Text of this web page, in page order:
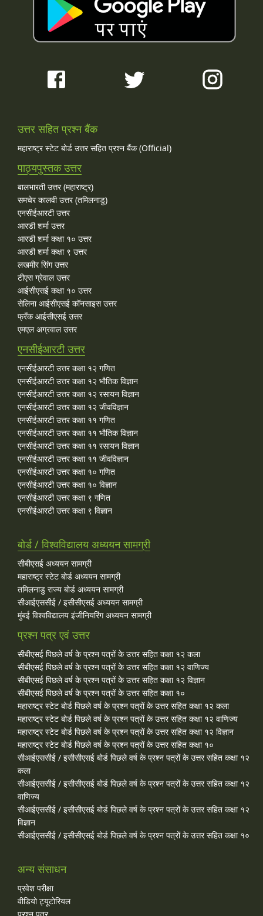
उत्तर सहित प्रश्न बैंक
महाराष्ट्र स्टेट बोर्ड उत्तर सहित प्रश्न बैंक (Official)
पाठ्यपुस्तक उत्तर
बालभारती उत्तर (महाराष्ट्र)
समचेर कालवी उत्तर (तमिलनाडु)
एनसीईआरटी उत्तर
आरडी शर्मा उत्तर
आरडी शर्मा कक्षा १० उत्तर
आरडी शर्मा कक्षा ९ उत्तर
लखमीर सिंग उत्तर
टीएस ग्रेवाल उत्तर
आईसीएसई कक्षा १० उत्तर
सेलिना आईसीएसई कॉनसाइस उत्तर
फ्रँक आईसीएसई उत्तर
एमएल अग्रवाल उत्तर
एनसीईआरटी उत्तर
एनसीईआरटी उत्तर कक्षा १२ गणित
एनसीईआरटी उत्तर कक्षा १२ भौतिक विज्ञान
एनसीईआरटी उत्तर कक्षा १२ रसायन विज्ञान
एनसीईआरटी उत्तर कक्षा १२ जीवविज्ञान
एनसीईआरटी उत्तर कक्षा ११ गणित
एनसीईआरटी उत्तर कक्षा ११ भौतिक विज्ञान
एनसीईआरटी उत्तर कक्षा ११ रसायन विज्ञान
एनसीईआरटी उत्तर कक्षा ११ जीवविज्ञान
एनसीईआरटी उत्तर कक्षा १० गणित
एनसीईआरटी उत्तर कक्षा १० विज्ञान
एनसीईआरटी उत्तर कक्षा ९ गणित
एनसीईआरटी उत्तर कक्षा ९ विज्ञान
बोर्ड / विश्वविद्यालय अध्ययन सामग्री
सीबीएसई अध्ययन सामग्री
महाराष्ट्र स्टेट बोर्ड अध्ययन सामग्री
तमिलनाडु राज्य बोर्ड अध्ययन सामग्री
सीआईएससीई / इसीसीएसई अध्ययन सामग्री
मुंबई विश्वविद्यालय इंजीनियरिंग अध्ययन सामग्री
प्रश्न पत्र एवं उत्तर
सीबीएसई पिछले वर्ष के प्रश्न पत्रों के उत्तर सहित कक्षा १२ कला
सीबीएसई पिछले वर्ष के प्रश्न पत्रों के उत्तर सहित कक्षा १२ वाणिज्य
सीबीएसई पिछले वर्ष के प्रश्न पत्रों के उत्तर सहित कक्षा १२ विज्ञान
सीबीएसई पिछले वर्ष के प्रश्न पत्रों के उत्तर सहित कक्षा १०
महाराष्ट्र स्टेट बोर्ड पिछले वर्ष के प्रश्न पत्रों के उत्तर सहित कक्षा १२ कला
महाराष्ट्र स्टेट बोर्ड पिछले वर्ष के प्रश्न पत्रों के उत्तर सहित कक्षा १२ वाणिज्य
महाराष्ट्र स्टेट बोर्ड पिछले वर्ष के प्रश्न पत्रों के उत्तर सहित कक्षा १२ विज्ञान
महाराष्ट्र स्टेट बोर्ड पिछले वर्ष के प्रश्न पत्रों के उत्तर सहित कक्षा १०
सीआईएससीई / इसीसीएसई बोर्ड पिछले वर्ष के प्रश्न पत्रों के उत्तर सहित कक्षा १२
कला
सीआईएससीई / इसीसीएसई बोर्ड पिछले वर्ष के प्रश्न पत्रों के उत्तर सहित कक्षा १२
वाणिज्य
सीआईएससीई / इसीसीएसई बोर्ड पिछले वर्ष के प्रश्न पत्रों के उत्तर सहित कक्षा १२
विज्ञान
सीआईएससीई / इसीसीएसई बोर्ड पिछले वर्ष के प्रश्न पत्रों के उत्तर सहित कक्षा १०
अन्य संसाधन
प्रवेश परीक्षा
वीडियो ट्यूटोरियल